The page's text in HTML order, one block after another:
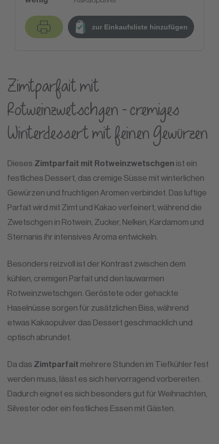
zur Einkaufsliste hinzufügen
Zimtparfait mit
Rotweinzwetschgen – cremiges
Winterdessert mit feinen Gewürzen
Dieses Zimtparfait mit Rotweinzwetschgen ist ein
festliches Dessert, das cremige Süsse mit winterlichen
Gewürzen und fruchtigen Aromen verbindet. Das luftige
Parfait wird mit Zimt und Kakao verfeinert, während die
Zwetschgen in Rotwein, Zucker, Nelken, Kardamom und
Sternanis ihr intensives Aroma entwickeln.
Besonders reizvoll ist der Kontrast zwischen dem
kühlen, cremigen Parfait und den lauwarmen
Rotweinzwetschgen. Geröstete oder gehackte
Haselnüsse sorgen für zusätzlichen Biss, während
etwas Kakaopulver das Dessert geschmacklich und
optisch abrundet.
Da das Zimtparfait mehrere Stunden im Tiefkühler fest
werden muss, lässt es sich hervorragend vorbereiten.
Dadurch eignet es sich besonders gut für Weihnachten,
Silvester oder ein festliches Essen mit Gästen.